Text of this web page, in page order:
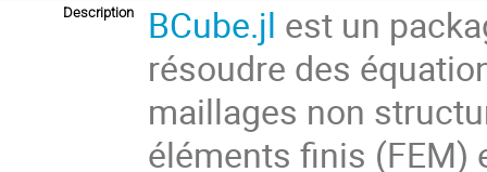
Description BCube.jl est un
résoudre des
maillages non
éléments finis (FEM)